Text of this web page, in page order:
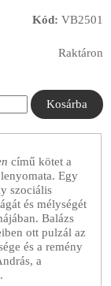
Raktáron
Kód: VB2501
című kötet a
Egy
szociális
és mélységét
Balázs
ott pulzál az
és a remény
a